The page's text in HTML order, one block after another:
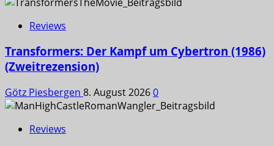
Reviews
Transformers: Der Kampf um Cybertron (1986)
(Zweitrezension)
Götz Piesbergen 8. August 20260
Reviews